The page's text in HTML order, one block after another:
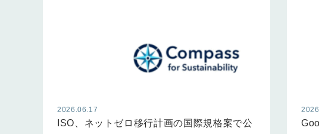
2026.06.17
ISO、ネットゼロ移行計画の国際規格案で公